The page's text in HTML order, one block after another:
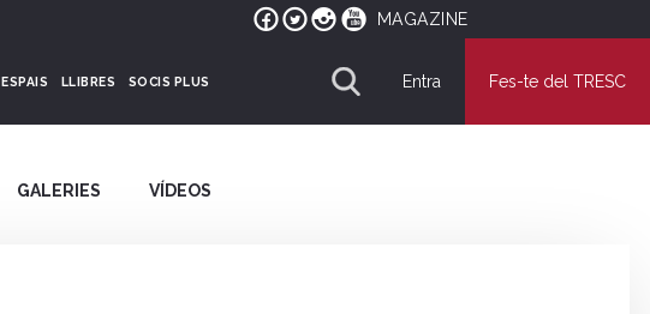
MAGAZINE
ESPAIS LLIBRES SOCIS PLUS Entra Fes-te del TRESC
GALERIES VÍDEOS